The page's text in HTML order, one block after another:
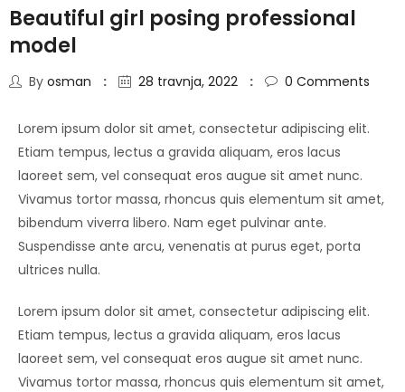
Beautiful girl posing professional
model
By osman 28 travnja, 2022 0 Comments
Lorem ipsum dolor sit amet, consectetur adipiscing elit.
Etiam tempus, lectus a gravida aliquam, eros lacus
laoreet sem, vel consequat eros augue sit amet nunc.
Vivamus tortor massa, rhoncus quis elementum sit amet,
bibendum viverra libero. Nam eget pulvinar ante.
Suspendisse ante arcu, venenatis at purus eget, porta
ultrices nulla.
Lorem ipsum dolor sit amet, consectetur adipiscing elit.
Etiam tempus, lectus a gravida aliquam, eros lacus
laoreet sem, vel consequat eros augue sit amet nunc.
Vivamus tortor massa, rhoncus quis elementum sit amet,